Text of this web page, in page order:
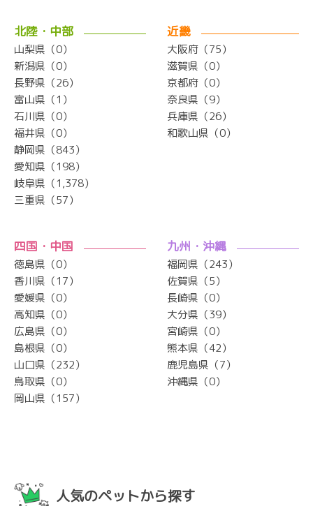
北陸・中部
山梨県（0）
新潟県（0）
長野県（26）
富山県（1）
石川県（0）
福井県（0）
静岡県（843）
愛知県（198）
岐阜県（1,378）
三重県（57）
近畿
大阪府（75）
滋賀県（0）
京都府（0）
奈良県（9）
兵庫県（26）
和歌山県（0）
四国・中国
徳島県（0）
香川県（17）
愛媛県（0）
高知県（0）
広島県（0）
島根県（0）
山口県（232）
鳥取県（0）
岡山県（157）
九州・沖縄
福岡県（243）
佐賀県（5）
長崎県（0）
大分県（39）
宮崎県（0）
熊本県（42）
鹿児島県（7）
沖縄県（0）
人気のペットから探す